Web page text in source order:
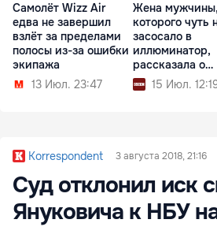
Самолёт Wizz Air
едва не завершил
взлёт за пределами
полосы из-за ошибки
экипажа
13 Июл. 23:47
Жена мужчины,
которого чуть
засосало в
иллюминатор,
рассказала о
пережитом
15 Июл.
Korrespondent 3 августа 2018, 21:16
Суд отклонил иск
Януковича к НБУ